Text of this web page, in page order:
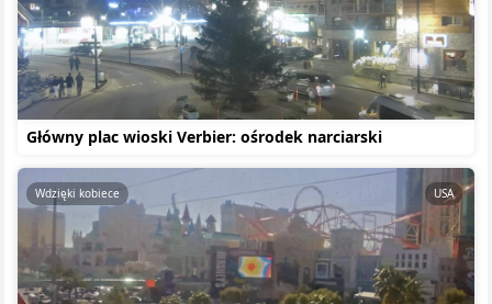
Główny plac wioski Verbier: ośrodek narciarski
Wdzięki kobiece USA